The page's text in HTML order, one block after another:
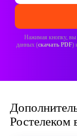
Нажимая кнопку, вы
данных (скачать PDF)
Ростелеком